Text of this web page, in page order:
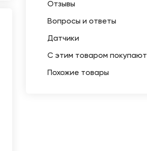
Отзывы
Вопросы и ответы
Датчики
С этим товаром покупают
Похожие товары